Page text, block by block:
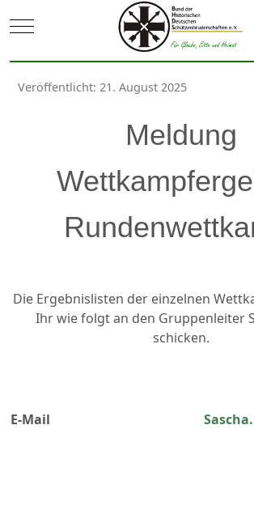
Mobile Menu Toggle
Veröffentlicht: 21. August 2025
Meldung
Die Ergebnislisten der einzelnen
Ihr wie folgt an den Gruppenleiter
schicken.
E-Mail